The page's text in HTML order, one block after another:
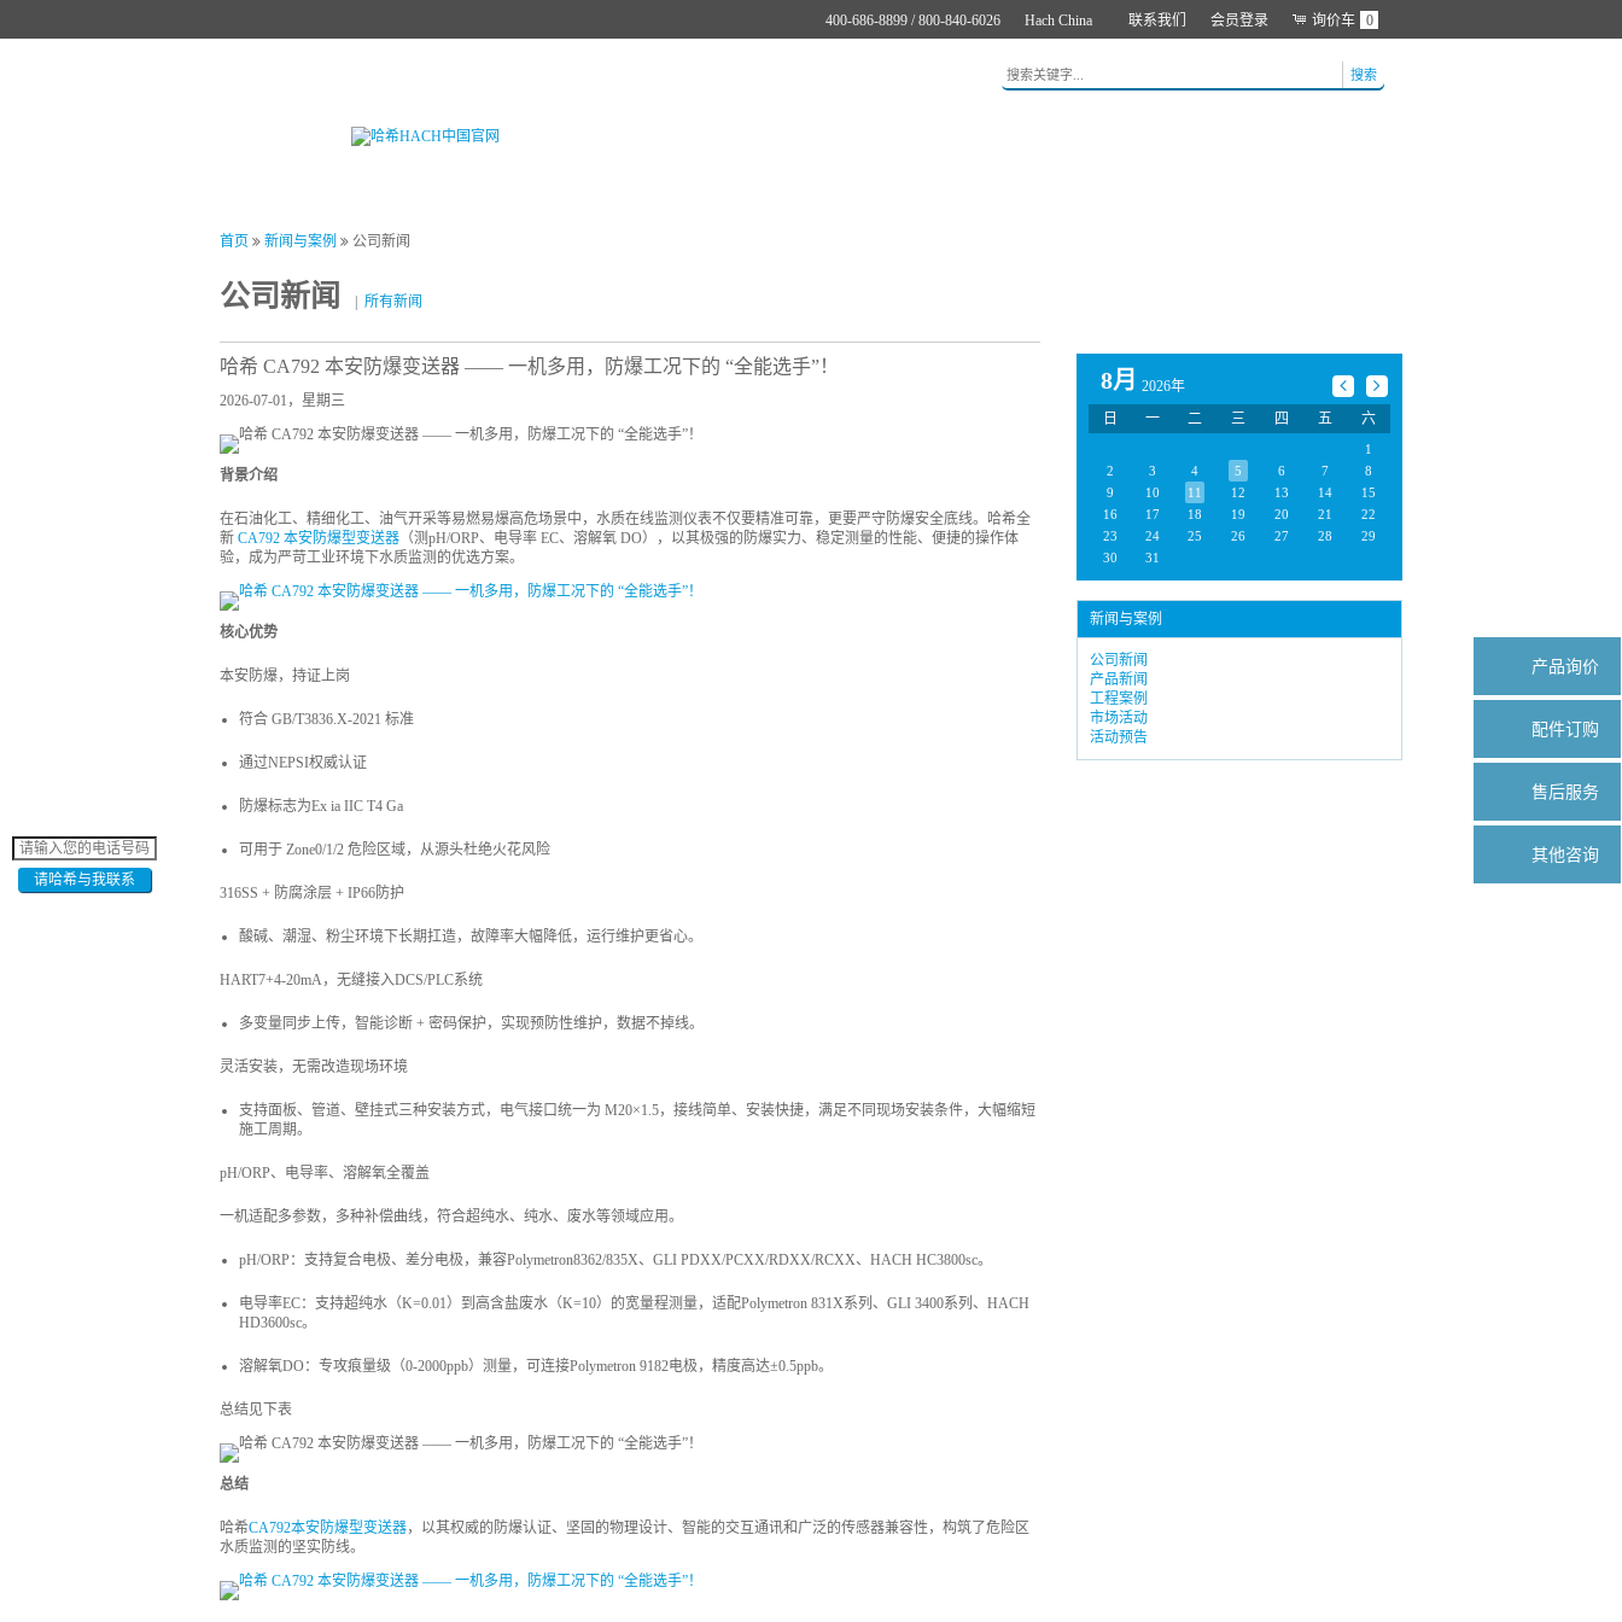
联系我们 会员登录 询价车 0
Hach China
400-686-8899 / 800-840-6026
搜索
首页 新闻与案例 公司新闻
公司新闻 所有新闻
哈希 CA792 本安防爆变送器 —— 一机多用，防爆工况下的 “全能选手”！
2026-07-01，星期三
背景介绍
在石油化工、精细化工、油气开采等易燃易爆高危场景中，水质在线监测仪表不仅要精准可靠，更要严守防爆安全底线。哈希全
新 CA792 本安防爆型变送器 （测pH/ORP、电导率 EC、溶解氧 DO），以其极强的防爆实力、稳定测量的性能、便捷的操作体
验，成为严苛工业环境下水质监测的优选方案。
核心优势
本安防爆，持证上岗
符合 GB/T3836.X-2021 标准
通过NEPSI权威认证
防爆标志为Ex ia IIC T4 Ga
可用于 Zone0/1/2 危险区域，从源头杜绝火花风险
316SS + 防腐涂层 + IP66防护
酸碱、潮湿、粉尘环境下长期扛造，故障率大幅降低，运行维护更省心。
HART7+4-20mA，无缝接入DCS/PLC系统
多变量同步上传，智能诊断 + 密码保护，实现预防性维护，数据不掉线。
灵活安装，无需改造现场环境
支持面板、管道、壁挂式三种安装方式，电气接口统一为 M20×1.5，接线简单、安装快捷，满足不同现场安装条件，大幅缩短
施工周期。
pH/ORP、电导率、溶解氧全覆盖
一机适配多参数，多种补偿曲线，符合超纯水、纯水、废水等领域应用。
pH/ORP：支持复合电极、差分电极，兼容Polymetron8362/835X、GLI PDXX/PCXX/RDXX/RCXX、HACH HC3800sc。
电导率EC：支持超纯水（K=0.01）到高含盐废水（K=10）的宽量程测量，适配Polymetron 831X系列、GLI 3400系列、HACH
HD3600sc。
溶解氧DO：专攻痕量级（0-2000ppb）测量，可连接Polymetron 9182电极，精度高达±0.5ppb。
总结见下表
总结
哈希CA792本安防爆型变送器，以其权威的防爆认证、坚固的物理设计、智能的交互通讯和广泛的传感器兼容性，构筑了危险区
水质监测的坚实防线。
8月
2026年
日
一 二 三 四 五 六
1
2
3 4 5 6 7
8
9
10 11 12 13 14
15
16
17 18 19 20 21
22
23
24 25 26 27 28
29
30
31
新闻与案例
公司新闻
产品新闻
工程案例
市场活动
活动预告
请哈希与我联系
产品询价
配件订购
售后服务
其他咨询